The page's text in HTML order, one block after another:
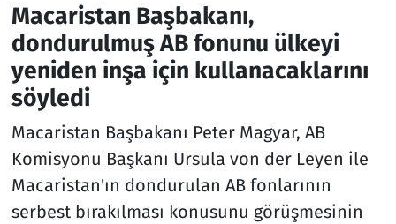
Macaristan Başbakanı,
dondurulmuş AB fonunu ülkeyi
yeniden inşa için kullanacaklarını
söyledi
Macaristan Başbakanı Peter Magyar, AB
Komisyonu Başkanı Ursula von der Leyen ile
Macaristan'ın dondurulan AB fonlarının
serbest bırakılması konusunu görüşmesinin